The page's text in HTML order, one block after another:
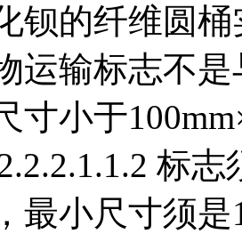
钡的纤维圆
运输标志不
寸小于
标
最小尺寸须是